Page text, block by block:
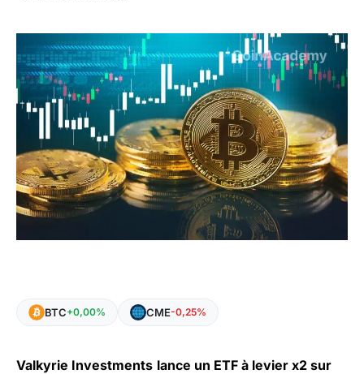
BTC+0,00% CME-0,25%
Valkyrie Investments lance un ETF à levier x2 sur